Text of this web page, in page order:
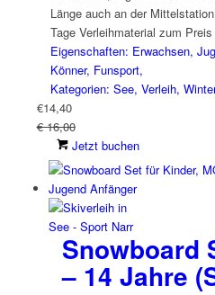
Länge auch an der
Tage Verleihmaterial zum
Eigenschaften: Erwachsen,
Könner, Funsport,
Kategorien: See, Verleih,
€14,40
€ 16,00
Jetzt buchen
Snowboard
– 14 Jahre